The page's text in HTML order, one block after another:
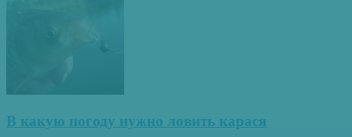
В какую погоду нужно ловить карася